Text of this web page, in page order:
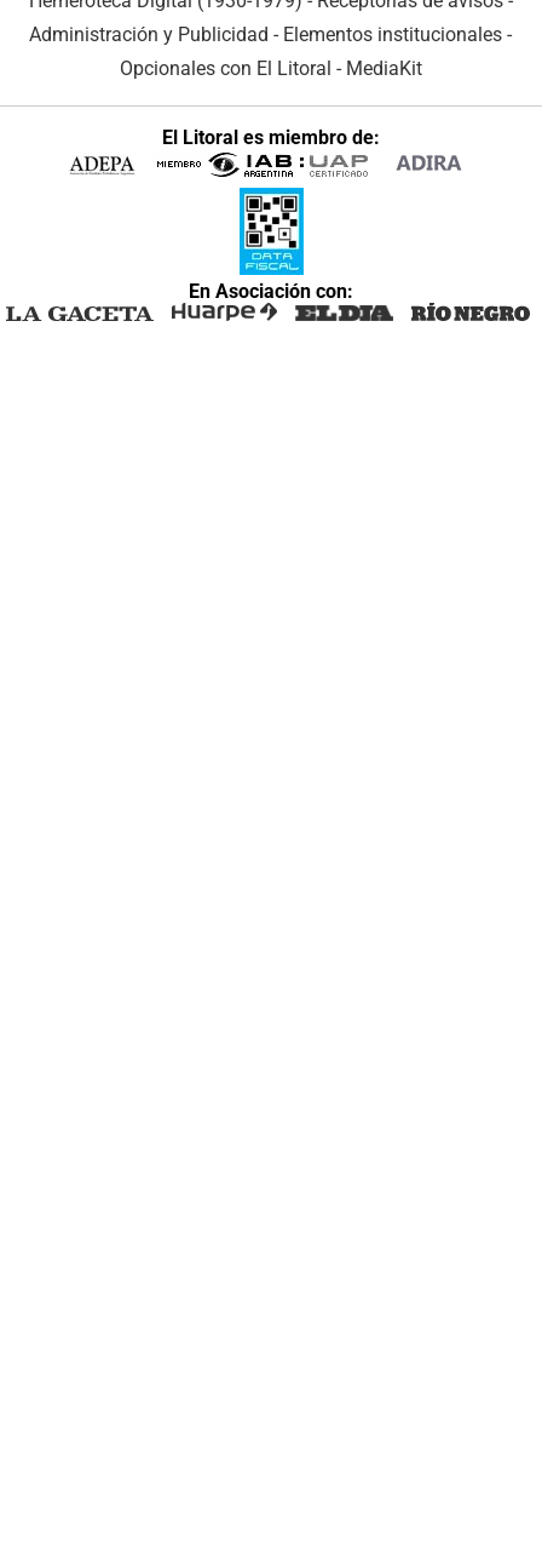
Administración y Publicidad - Elementos institucionales -
Opcionales con El Litoral - MediaKit
El Litoral es miembro de:
En Asociación con: